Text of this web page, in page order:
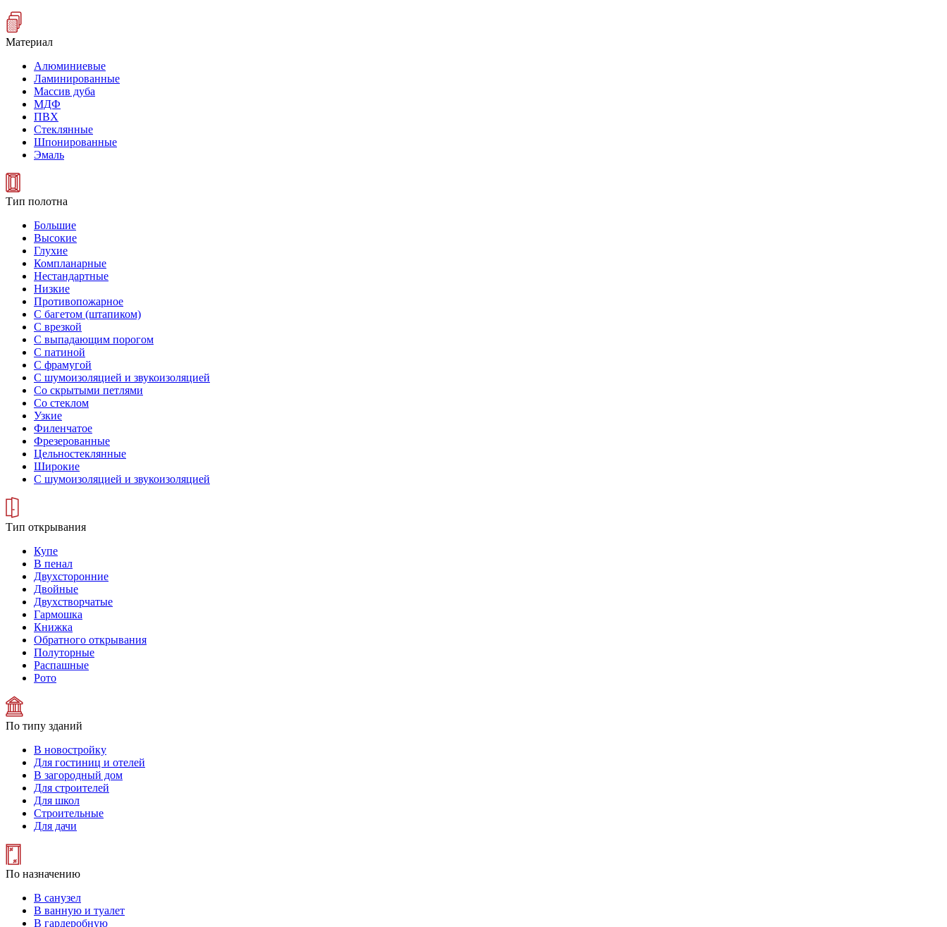
Материал
Алюминиевые
Ламинированные
Массив дуба
МДФ
ПВХ
Стеклянные
Шпонированные
Эмаль
Тип полотна
Большие
Высокие
Глухие
Компланарные
Нестандартные
Низкие
Противопожарное
С багетом (штапиком)
С врезкой
С выпадающим порогом
С патиной
С фрамугой
С шумоизоляцией и звукоизоляцией
Со скрытыми петлями
Со стеклом
Узкие
Филенчатое
Фрезерованные
Цельностеклянные
Широкие
С шумоизоляцией и звукоизоляцией
Тип открывания
Купе
В пенал
Двухсторонние
Двойные
Двухстворчатые
Гармошка
Книжка
Обратного открывания
Полуторные
Распашные
Рото
По типу зданий
В новостройку
Для гостиниц и отелей
В загородный дом
Для строителей
Для школ
Строительные
Для дачи
По назначению
В санузел
В ванную и туалет
В гардеробную